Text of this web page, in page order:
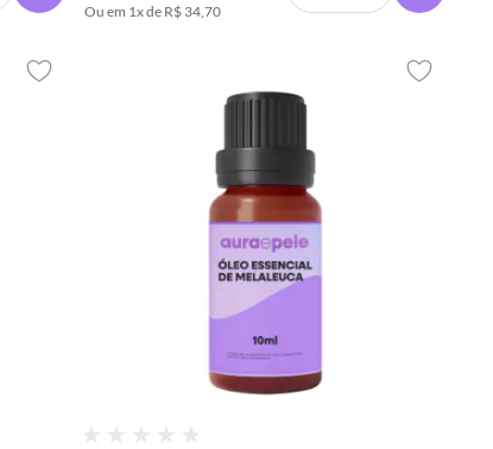
Ou em 1xde R$ 34,70
Adicionar aos favoritos Adicionar